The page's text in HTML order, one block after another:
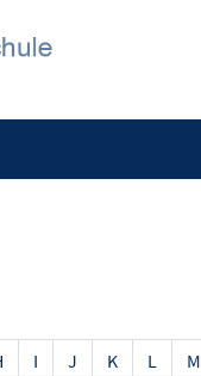
I J K L M